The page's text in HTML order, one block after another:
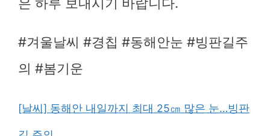
#겨울날씨 #경칩 #동해안눈 #빙판길주
의 #봄기운
[날씨] 동해안 내일까지 최대 25㎝ 많은 눈…빙판